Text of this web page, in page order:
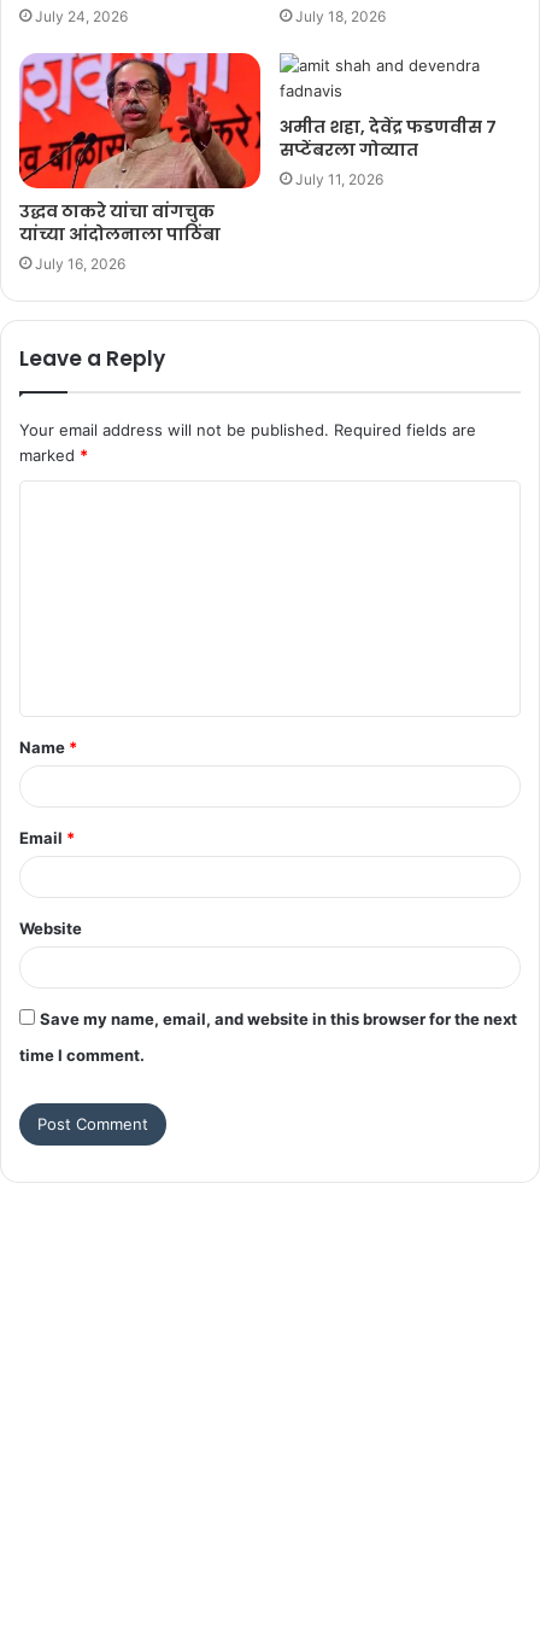
July 24, 2026 July 18, 2026
उद्धव ठाकरे यांचा वांगचुक
यांच्या आंदोलनाला पाठिंबा
July 16, 2026
अमीत शहा, देवेंद्र फडणवीस ७
सप्टेंबरला गोव्यात
July 11, 2026
Leave a Reply
Your email address will not be published. Required fields are
marked *
t
*
Name *
Email *
Website
Save my name, email, and website in this browser for the next
time I comment.